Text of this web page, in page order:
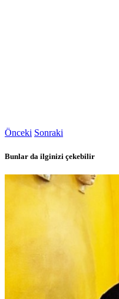
Önceki Sonraki
Bunlar da ilginizi çekebilir